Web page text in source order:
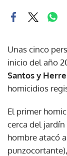
Unas cinco
inicio del año
Santos y
homicidios
El primer
cerca del jardín
hombre atacó